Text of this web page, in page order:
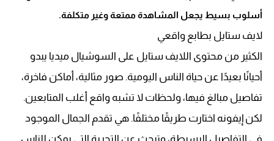
أسلوب بسيط يجعل المشاهدة ممتعة وغير متكلفة.
لايف ستايل بطابع واقعي
الكثير من محتوى اللايف ستايل على السوشيال ميديا يبدو
أحيانًا بعيدًا عن حياة الناس اليومية. صور مثالية، أماكن فاخرة،
تفاصيل مبالغ فيها، ولحظات لا تشبه واقع أغلب المتابعين.
لكن إيفونه اختارت طريقًا مختلفًا. هي تقدم الجمال الموجود
في التفاصيل البسيطة، وتبحث عن التجربة التي يمكن للناس